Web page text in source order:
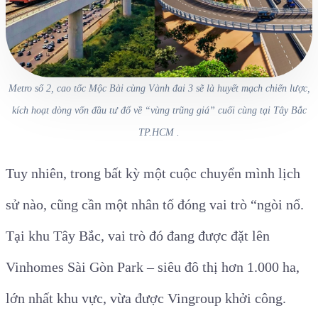
Metro số 2, cao tốc Mộc Bài cùng Vành đai 3 sẽ là huyết mạch chiến lược,
kích hoạt dòng vốn đầu tư đổ về “vùng trũng giá” cuối cùng tại Tây Bắc
TP.HCM .
Tuy nhiên, trong bất kỳ một cuộc chuyển mình lịch
sử nào, cũng cần một nhân tố đóng vai trò “ngòi nổ.
Tại khu Tây Bắc, vai trò đó đang được đặt lên
Vinhomes Sài Gòn Park – siêu đô thị hơn 1.000 ha,
lớn nhất khu vực, vừa được Vingroup khởi công.